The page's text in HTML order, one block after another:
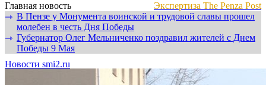
Главная новость
Экспертиза The Penza Post
⇾ В Пензе у Монумента воинской и трудовой славы прошел
молебен в честь Дня Победы
⇾ Губернатор Олег Мельниченко поздравил жителей с Днем
Победы 9 Мая
Новости smi2.ru